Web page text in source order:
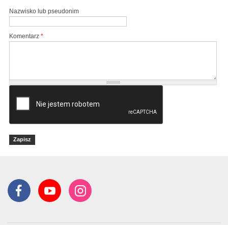
Nazwisko lub pseudonim
Komentarz *